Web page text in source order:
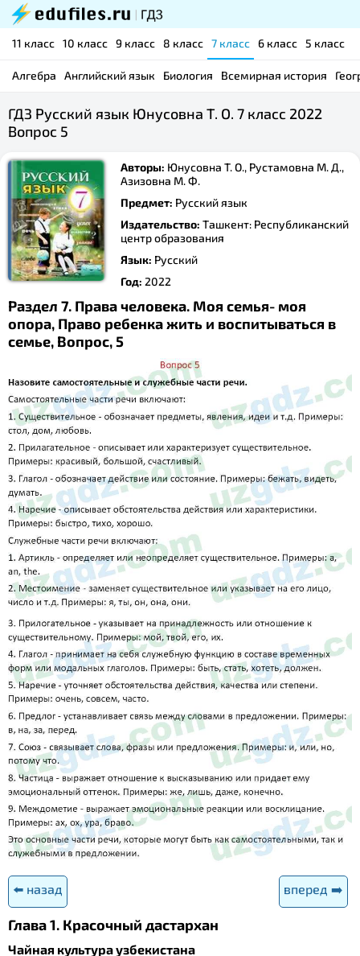
11 класс 10 класс 9 класс 8 класс 7 класс 6 класс 5 класс
Алгебра Английский язык Биология Всемирная история
ГДЗ Русский язык Юнусовна Т. О. 7 класс 2022
Вопрос 5
Авторы: Юнусовна Т. О., Рустамовна М. Д.,
Азизовна М. Ф.
Предмет: Русский язык
Издательство: Ташкент: Республиканский
центр образования
Язык: Русский
Год: 2022
Раздел 7. Права человека. Моя семья- моя
опора, Право ребенка жить и воспитываться в
семье, Вопрос, 5
⬅️ назад вперед ➡️
Глава 1. Красочный дастархан
Чайная культура узбекистана